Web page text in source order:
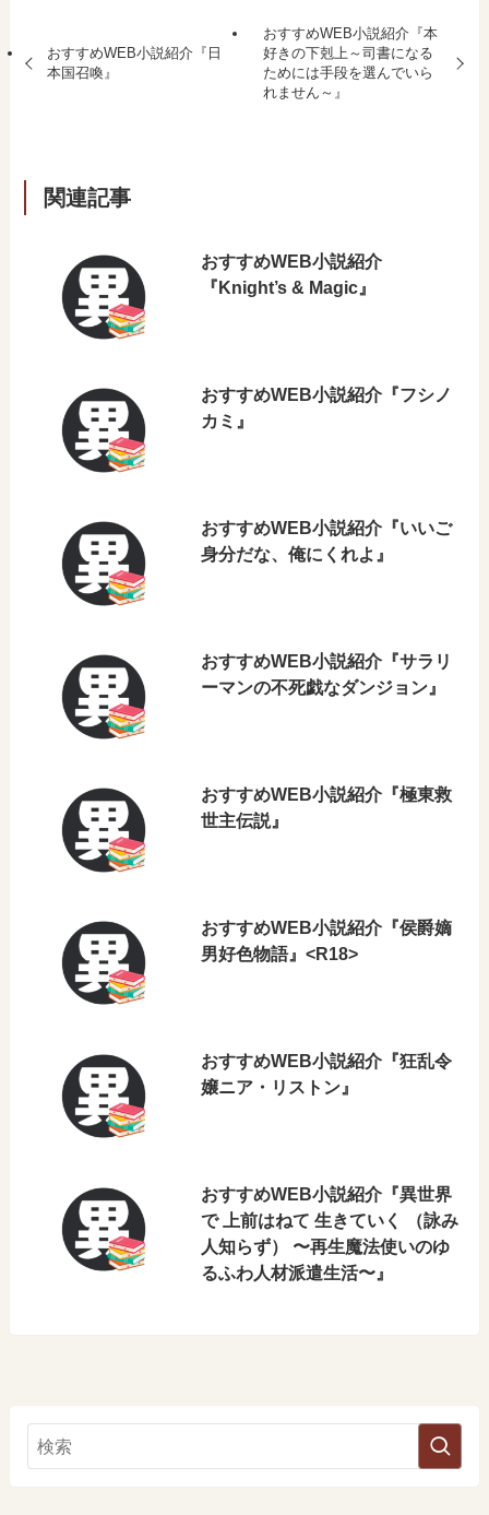
おすすめWEB小説紹介『日
本国召喚』
おすすめWEB小説紹介『本
好きの下剋上～司書になる
ためには手段を選んでいら
れません～』
関連記事
おすすめWEB小説紹介
『Knight’s & Magic』
おすすめWEB小説紹介『フシノ
カミ』
おすすめWEB小説紹介『いいご
身分だな、俺にくれよ』
おすすめWEB小説紹介『サラリ
ーマンの不死戯なダンジョン』
おすすめWEB小説紹介『極東救
世主伝説』
おすすめWEB小説紹介『侯爵嫡
男好色物語』<R18>
おすすめWEB小説紹介『狂乱令
嬢ニア・リストン』
おすすめWEB小説紹介『異世界
で 上前はねて 生きていく （詠み
人知らず） 〜再生魔法使いのゆ
るふわ人材派遣生活〜』